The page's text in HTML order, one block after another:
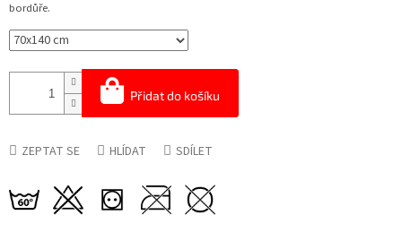
Přidat do košíku
bordůře.
ZEPTAT SE HLÍDAT SDÍLET